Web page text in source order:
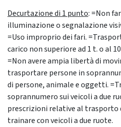
Decurtazione di 1 punto: =Non
illuminazione o segnalazione
=Uso improprio dei fari.
carico non superiore ad 1 t. o al
=Non avere ampia libertà di
trasportare persone in
di persone, animale e oggetti.
soprannumero sui veicoli a due
prescrizioni relative al
trainare con veicoli a due ruote.